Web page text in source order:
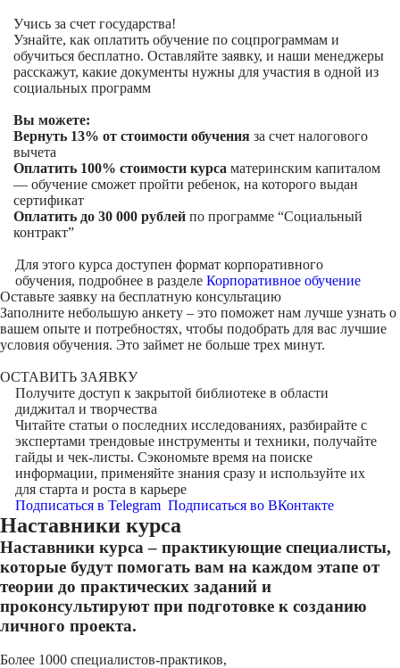
Учись за счет государства!
Узнайте, как оплатить обучение по соцпрограммам и
обучиться бесплатно. Оставляйте заявку, и наши менеджеры
расскажут, какие документы нужны для участия в одной из
социальных программ
Вы можете:
Вернуть 13% от стоимости обучения за счет налогового
вычета
Оплатить 100% стоимости курса материнским капиталом
— обучение сможет пройти ребенок, на которого выдан
сертификат
Оплатить до 30 000 рублей по программе “Социальный
контракт”
Для этого курса доступен формат корпоративного
обучения, подробнее в разделе Корпоративное обучение
Оставьте заявку на бесплатную консультацию
Заполните небольшую анкету – это поможет нам лучше узнать о
вашем опыте и потребностях, чтобы подобрать для вас лучшие
условия обучения. Это займет не больше трех минут.
ОСТАВИТЬ ЗАЯВКУ
Получите доступ к закрытой библиотекев области
диджитал и творчества
Читайте статьи о последних исследованиях, разбирайте с
экспертами трендовые инструменты и техники, получайте
гайды и чек-листы. Сэкономьте время на поиске
информации, применяйте знания сразу и используйте их
для старта и роста в карьере
Подписаться в Telegram Подписаться во ВКонтакте
Наставники курса
Наставники курса – практикующие специалисты,
которые будут помогать вам на каждом этапе от
теории до практических заданий и
проконсультируют при подготовке к созданию
личного проекта.
Более 1000 специалистов-практиков,